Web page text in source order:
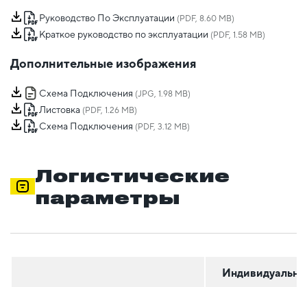
Руководство По Эксплуатации (PDF, 8.60 MB)
Краткое руководство по эксплуатации (PDF, 1.58 MB)
Дополнительные изображения
Схема Подключения (JPG, 1.98 MB)
Листовка (PDF, 1.26 MB)
Схема Подключения (PDF, 3.12 MB)
Логистические
параметры